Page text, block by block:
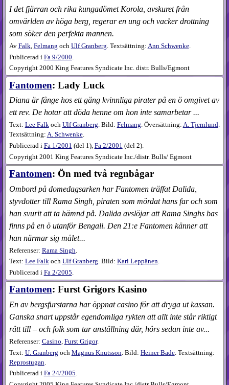
I det fjärran och rika kungadömet Korola, avskuret från
omvärlden av höga berg, regerar en ung och vacker drottning
som söker den perfekta mannen.
Av Falk, Felmang och Ulf Granberg. Textsättning: Ann Schwenke.
Publicerad i Fa 9​/2000
Copyright 2000 King Features Syndicate Inc. distr. Bulls/Egmont
Fantomen: Lady Luck
Diana är fånge hos ett gäng kvinnliga pirater på en ö omgivet av
ett rev. De hotar att döda henne om hon inte samarbetar ...
Text: Lee Falkoch Ulf Granberg. Bild: Felmang. Översättning: A. Tjernlund.
Textsättning: A. Schwenke.
Publicerad i Fa1​/2001 (del 1), Fa2​/2001 (del 2).
Copyright 2001 King Features Syndicate Inc./distr. Bulls/ Egmont
Fantomen: Ön med två regnbågar
Ombord på domedagsarken har Fantomen träffat Dalida,
styvdotter till Rama Singh, piraten som mördat hans far och som
han svurit att ta hämnd på. Dalida avslöjar att Rama Singhs bas
finns på en ö utanför Bengali. Den 21:e Fantomen känner att
han närmar sig målet...
Referenser: Rama Singh
Text: Lee Falkoch Ulf Granberg. Bild: Kari Leppänen.
Publicerad i Fa2​/2005.
Fantomen: Furst Grigors Kasino
En av bergsfurstarna har öppnat casino för att dryga ut kassan.
Ganska snart uppstår egendomliga rykten att allt inte står riktigt
rätt till – och folk som tar anställning där, hörs sedan inte av...
Referenser: Casino, Furst Grigor.
Text: U. Granberg och Magnus Knutsson . Bild: Heiner Bade. Textsättning:
Reprostugan
Publicerad i Fa24​/2005.